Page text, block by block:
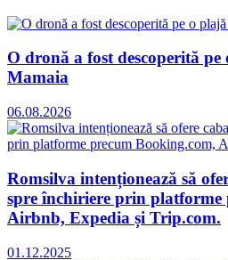
O dronă a fost descoperită
Mamaia
06.08.2026
Romsilva intenționează să
spre închiriere prin platforme
Airbnb, Expedia și Trip.com.
01.12.2025